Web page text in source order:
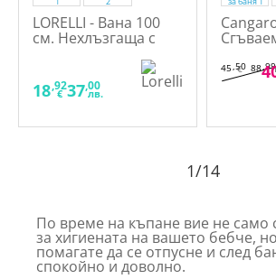
LORELLI - Вана 100
см. Нехлъзгаща с
18,92
€ 37,00
лв.
45,50
€ 88,99
1/14
По време на къпане вие не само
за хигиената на вашето бебче,
помагате да се отпусне и след
спокойно и доволно.